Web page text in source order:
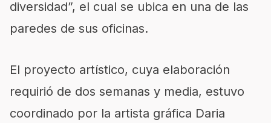
diversidad”, el cual se ubica en una de las
paredes de sus oficinas.
El proyecto artístico, cuya elaboración
requirió de dos semanas y media, estuvo
coordinado por la artista gráfica Daria